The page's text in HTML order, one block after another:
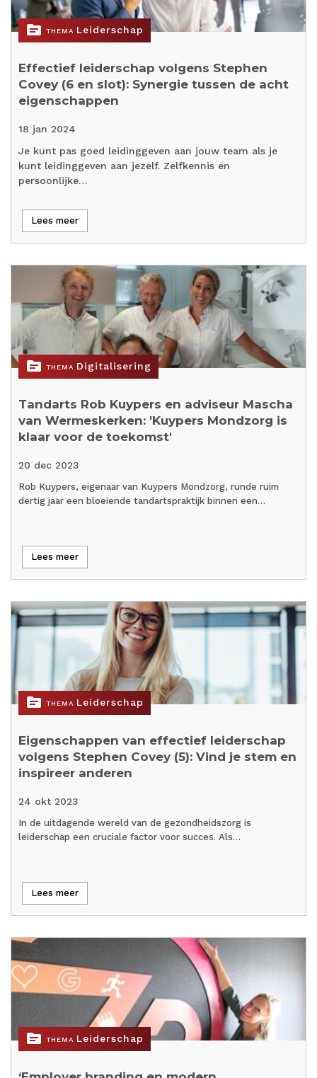
topic THEMA Leiderschap
Effectief leiderschap volgens Stephen
Covey (6 en slot): Synergie tussen de acht
eigenschappen
18 jan 2024
Je kunt pas goed leidinggeven aan jouw team als je
kunt leidinggeven aan jezelf. Zelfkennis en
persoonlijke…
Lees meer
topic THEMA Digitalisering
Tandarts Rob Kuypers en adviseur Mascha
van Wermeskerken: 'Kuypers Mondzorg is
klaar voor de toekomst'
20 dec 2023
Rob Kuypers, eigenaar van Kuypers Mondzorg, runde ruim
dertig jaar een bloeiende tandartspraktijk binnen een…
Lees meer
topic THEMA Leiderschap
Eigenschappen van effectief leiderschap
volgens Stephen Covey (5): Vind je stem en
inspireer anderen
24 okt 2023
In de uitdagende wereld van de gezondheidszorg is
leiderschap een cruciale factor voor succes. Als…
Lees meer
topic THEMA Leiderschap